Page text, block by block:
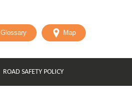
Glossary Map
ROAD SAFETY POLICY